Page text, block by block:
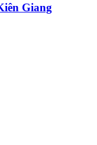
Giang